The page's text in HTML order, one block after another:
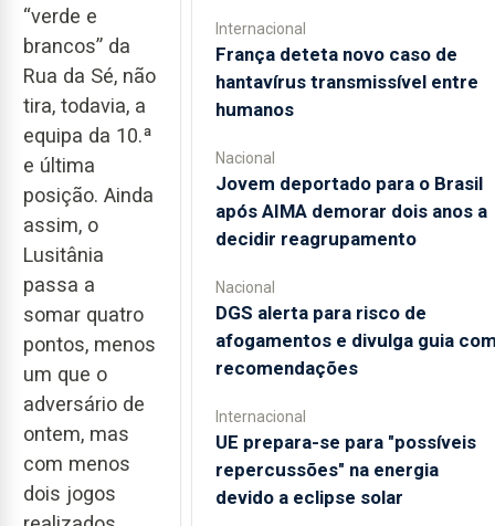
“verde e
brancos” da
Rua da Sé, não
tira, todavia, a
equipa da 10.ª
e última
posição. Ainda
assim, o
Lusitânia
passa a
somar quatro
pontos, menos
um que o
adversário de
ontem, mas
com menos
dois jogos
Internacional
França deteta novo caso de
hantavírus transmissível entre
humanos
Nacional
Jovem deportado para o Brasil
após AIMA demorar dois anos a
decidir reagrupamento
Nacional
DGS alerta para risco de
afogamentos e divulga guia
recomendações
Internacional
UE prepara-se para "possíveis
repercussões" na energia
devido a eclipse solar